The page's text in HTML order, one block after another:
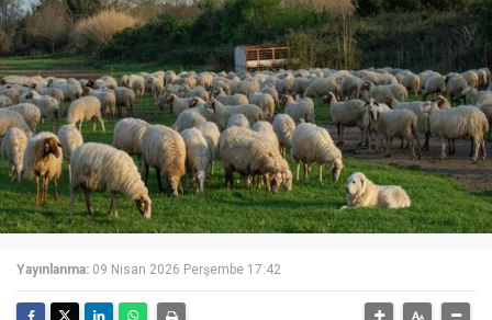
Yayınlanma: 09 Nisan 2026 Perşembe 17:42